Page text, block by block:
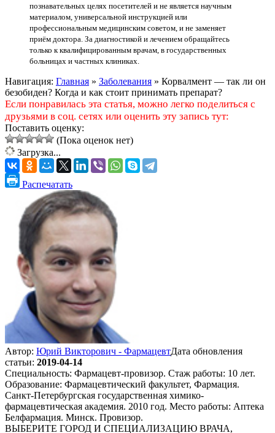
познавательных целях посетителей и не является научным
материалом, универсальной инструкцией или
профессиональным медицинским советом, и не заменяет
приём доктора. За диагностикой и лечением обращайтесь
только к квалифицированным врачам, в государственных
больницах и частных клиниках.
Навигация: Главная » Заболевания » Корвалмент — так ли он
безобиден? Когда и как стоит принимать препарат?
Если понравилась эта статья, можно легко поделиться с
друзьями в соц. сетях или оценить эту запись тут:
Поставить оценку:
(Пока оценок нет)
Загрузка...
Распечатать
Автор: Юрий Викторович - ФармацевтДата обновления
статьи: 2019-04-14
Специальность: Фармацевт-провизор. Стаж работы: 10 лет.
Образование: Фармацевтический факультет, Фармация.
Санкт-Петербургская государственная химико-
фармацевтическая академия. 2010 год. Место работы: Аптека
Белфармация. Минск. Провизор.
ВЫБЕРИТЕ ГОРОД И СПЕЦИАЛИЗАЦИЮ ВРАЧА,